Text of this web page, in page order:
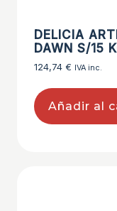
DELICIA
DAWN S/15
124,74 € IVA inc.
Añadir al